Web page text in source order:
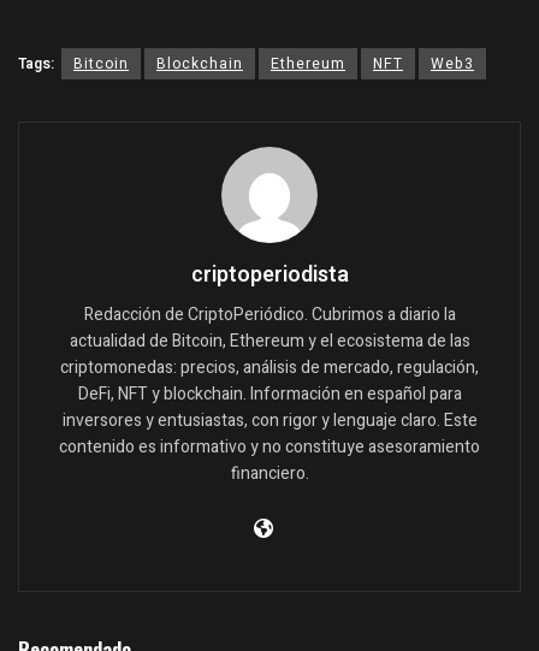
Tags: Bitcoin Blockchain Ethereum NFT Web3
criptoperiodista
Redacción de CriptoPeriódico. Cubrimos a diario la
actualidad de Bitcoin, Ethereum y el ecosistema de las
criptomonedas: precios, análisis de mercado, regulación,
DeFi, NFT y blockchain. Información en español para
inversores y entusiastas, con rigor y lenguaje claro. Este
contenido es informativo y no constituye asesoramiento
financiero.